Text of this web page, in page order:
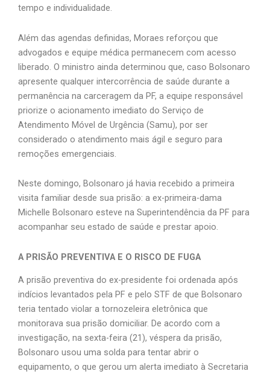
tempo e individualidade.
Além das agendas definidas, Moraes reforçou que
advogados e equipe médica permanecem com acesso
liberado. O ministro ainda determinou que, caso Bolsonaro
apresente qualquer intercorrência de saúde durante a
permanência na carceragem da PF, a equipe responsável
priorize o acionamento imediato do Serviço de
Atendimento Móvel de Urgência (Samu), por ser
considerado o atendimento mais ágil e seguro para
remoções emergenciais.
Neste domingo, Bolsonaro já havia recebido a primeira
visita familiar desde sua prisão: a ex-primeira-dama
Michelle Bolsonaro esteve na Superintendência da PF para
acompanhar seu estado de saúde e prestar apoio.
A PRISÃO PREVENTIVA E O RISCO DE FUGA
A prisão preventiva do ex-presidente foi ordenada após
indícios levantados pela PF e pelo STF de que Bolsonaro
teria tentado violar a tornozeleira eletrônica que
monitorava sua prisão domiciliar. De acordo com a
investigação, na sexta-feira (21), véspera da prisão,
Bolsonaro usou uma solda para tentar abrir o
equipamento, o que gerou um alerta imediato à Secretaria